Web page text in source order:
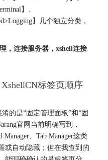
】、
】几个独立分类，
， 连接服务器， xshell连接
标签页顺序
的是“固定管理面板”和“固
官网当前明确写到，
Manager、Tab Manager这类
或自动隐藏；但在我查到的